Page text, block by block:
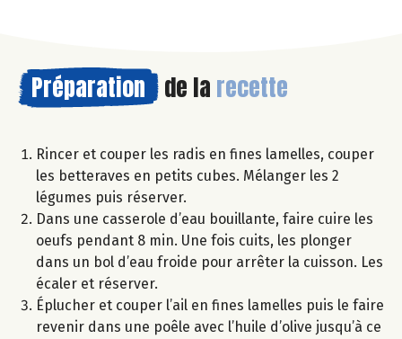
Préparation de la recette
Rincer et couper les radis en fines lamelles, couper
les betteraves en petits cubes. Mélanger les 2
légumes puis réserver.
Dans une casserole d’eau bouillante, faire cuire les
oeufs pendant 8 min. Une fois cuits, les plonger
dans un bol d’eau froide pour arrêter la cuisson. Les
écaler et réserver.
Éplucher et couper l’ail en fines lamelles puis le faire
revenir dans une poêle avec l’huile d’olive jusqu’à ce